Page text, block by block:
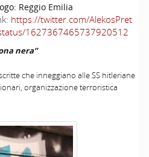
Reggio Emilia
https://twitter.com/AlekosPret
1627367465737920512
nera”
che inneggiano alle SS hitleriane
organizzazione terroristica